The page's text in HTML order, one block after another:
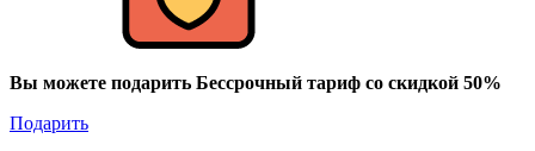
Вы можете подарить Бессрочный тариф со скидкой 50%
Подарить